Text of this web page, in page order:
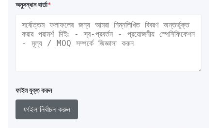
অনুসন্ধান বার্তা*
ফাইল যুক্ত করুন
ফাইল নির্বাচন করুন